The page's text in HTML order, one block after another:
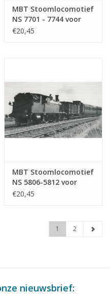
MBT Stoomlocomotief
NS 7701 - 7744 voor
spoor 0 -
€20,45
MBT Stoomlocomotief
NS 5806-5812 voor
spoor 0 -
€20,45
1 2
nieuwsbrief: